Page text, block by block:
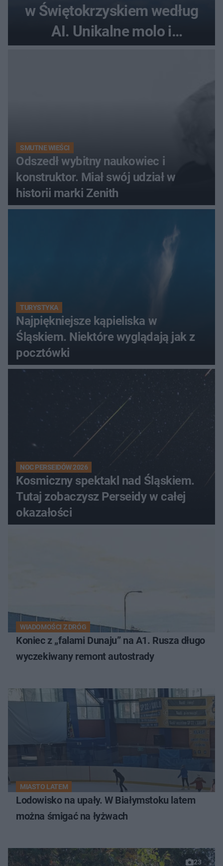
w Świętokrzyskiem według
AI. Unikalne molo i
SMUTNE WIEŚCI
Odszedł wybitny naukowiec i
konstruktor. Miał swój udział w
historii marki Zenith
TURYSTYKA
Najpiękniejsze kąpieliska w
Śląskiem. Niektóre wyglądają jak z
pocztówki
NOC PERSEIDÓW 2026
Kosmiczny spektakl nad Śląskiem.
Tutaj zobaczysz Perseidy w całej
okazałości
WIADOMOŚCI Z DRÓG
Koniec z „falami Dunaju” na A1. Rusza długo
wyczekiwany remont autostrady
MIASTO LATEM
Lodowisko na upały. W Białymstoku latem
można śmigać na łyżwach
23